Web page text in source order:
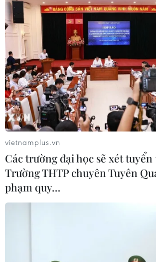
vietnamplus.vn
Các trường đại học sẽ xét
Trường THTP chuyên Tuyên
phạm quy…